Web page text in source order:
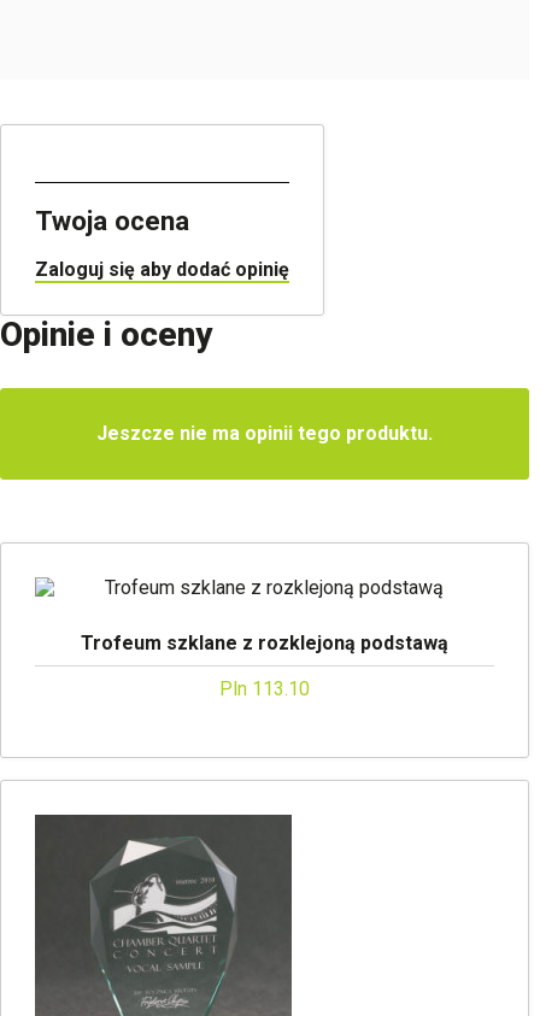
Twoja ocena
Zaloguj się aby dodać opinię
Opinie i oceny
Jeszcze nie ma opinii tego produktu.
Trofeum szklane z rozklejoną podstawą
Pln 113.10